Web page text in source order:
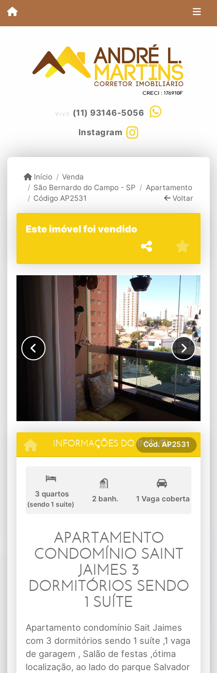
Vivo (11) 93146-5056
Instagram
Início
Venda
São Bernardo do Campo - SP
Apartamento
Código AP2531
Voltar
Este imóvel foi vendido
INFORMAÇÕES DO IMÓVEL
3 quartos
(sendo 1 suíte)
2 banh. 1 Vaga coberta
Cód. AP2531
APARTAMENTO
CONDOMÍNIO SAINT
JAIMES 3
DORMITÓRIOS SENDO
1 SUÍTE
Apartamento condomínio Sait Jaimes
com 3 dormitórios sendo 1 suíte ,1 vaga
de garagem , Salão de festas ,ótima
localização, ao lado do parque Salvador